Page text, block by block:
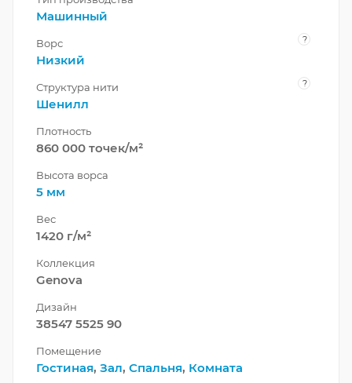
Машинный
Ворс ?
Низкий
Структура нити ?
Шенилл
Плотность
860 000 точек/м²
Высота ворса
5 мм
Вес
1420 г/м²
Коллекция
Genova
Дизайн
38547 5525 90
Помещение
Гостиная, Зал, Спальня, Комната